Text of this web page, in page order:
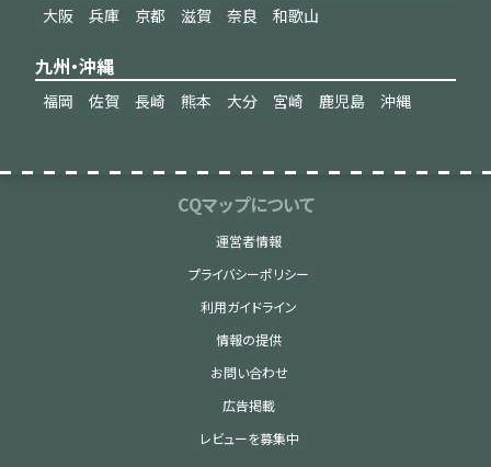
大阪 兵庫 京都 滋賀 奈良 和歌山
九州・沖縄
福岡 佐賀 長崎 熊本 大分 宮崎 鹿児島 沖縄
CQマップについて
運営者情報
プライバシーポリシー
利用ガイドライン
情報の提供
お問い合わせ
広告掲載
レビューを募集中